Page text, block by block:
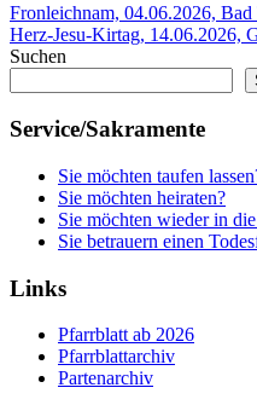
Beitragsnavigation
Vorheriger
Beitrag:
Fronleichnam, 04.06.2026, Bad
Nächster
Beitrag:
Herz-Jesu-Kirtag, 14.06.2026,
Suchen
Service/Sakramente
Sie möchten taufen
Sie möchten heiraten?
Sie möchten wieder in
Sie betrauern einen
Links
Pfarrblatt ab 2026
Pfarrblattarchiv
Partenarchiv